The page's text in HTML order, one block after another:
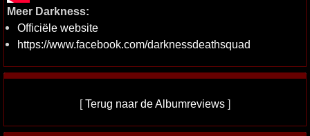
Meer Darkness:
Officiële website
https://www.facebook.com/darknessdeathsquad
[Terug naar de Albumreviews ]